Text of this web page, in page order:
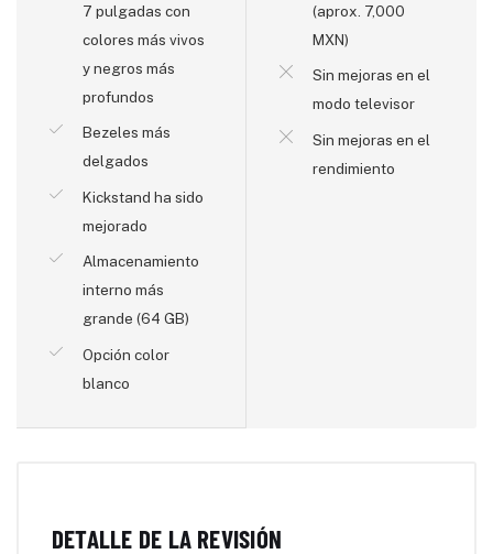
7 pulgadas con
colores más vivos
y negros más
profundos
Bezeles más
delgados
Kickstand ha sido
mejorado
Almacenamiento
interno más
grande (64 GB)
Opción color
blanco
(aprox. 7,000
MXN)
Sin mejoras en el
modo televisor
Sin mejoras en el
rendimiento
DETALLE DE LA REVISIÓN